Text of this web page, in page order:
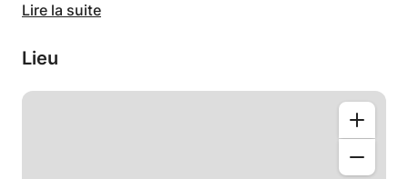
-Diplômé de l'université de Los Andes en Colombie
Lire la suite
Lieu